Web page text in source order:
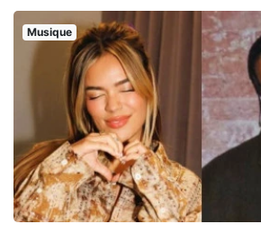
Musique